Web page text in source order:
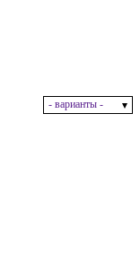
- варианты -